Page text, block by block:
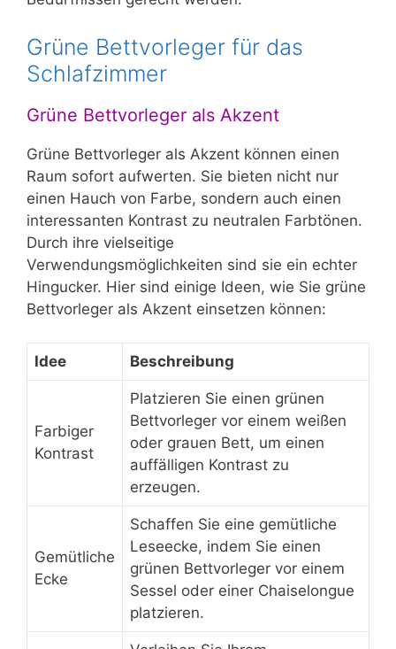
Grüne Bettvorleger für das
Schlafzimmer
Grüne Bettvorleger als Akzent
Grüne Bettvorleger als Akzent können einen
Raum sofort aufwerten. Sie bieten nicht nur
einen Hauch von Farbe, sondern auch einen
interessanten Kontrast zu neutralen Farbtönen.
Durch ihre vielseitige
Verwendungsmöglichkeiten sind sie ein echter
Hingucker. Hier sind einige Ideen, wie Sie grüne
Bettvorleger als Akzent einsetzen können:
Idee Beschreibung
Farbiger
Kontrast
Platzieren Sie einen grünen
Bettvorleger vor einem weißen
oder grauen Bett, um einen
auffälligen Kontrast zu
erzeugen.
Gemütliche
Ecke
Schaffen Sie eine gemütliche
Leseecke, indem Sie einen
grünen Bettvorleger vor einem
Sessel oder einer Chaiselongue
platzieren.